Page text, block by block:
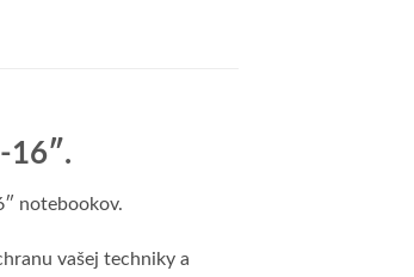
16″.
notebookov.
vašej techniky a